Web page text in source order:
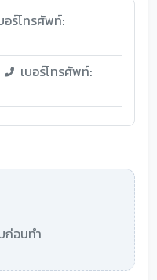
อร์โทรศัพท์:
เบอร์โทรศัพท์:
ก่อนทำ